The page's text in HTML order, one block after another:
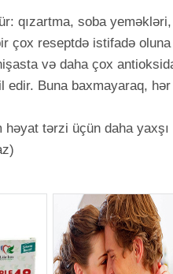
qızartma, soba
çox reseptdə istifadə
və daha çox
edir. Buna baxmayaraq,
həyat tərzi üçün daha